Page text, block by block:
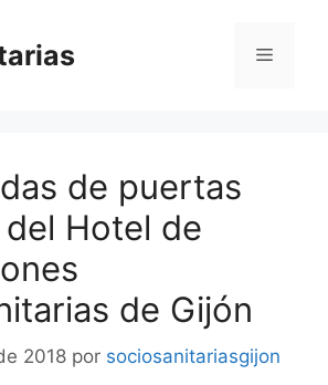
Menú
de puertas
Hotel de
de Gijón
2018 por sociosanitariasgijon